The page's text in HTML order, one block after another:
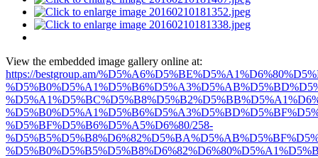
View the embedded image gallery online at:
https://bestgroup.am/
%D5%BF%D5%B6%D5%A5%D6%80/258-